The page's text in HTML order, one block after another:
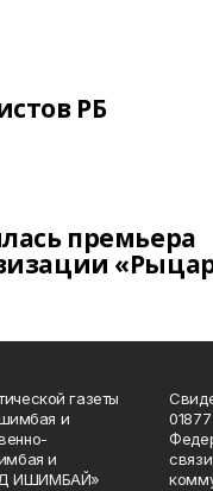
РБ
премьера
газеты
и
и
ИШИМБАЙ»